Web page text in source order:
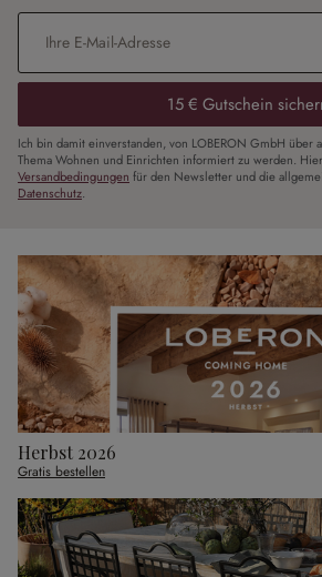
E-Mail-Adresse
15 € Gutschein
Ich bin damit einverstanden, von LOBERON GmbH über
Thema Wohnen und Einrichten informiert zu werden.
Versandbedingungen für den Newsletter und die
Datenschutz.
Herbst 2026
Gratis bestellen